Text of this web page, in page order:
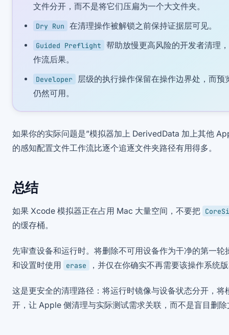
文件分开，而不是将它们压扁为一个大文件夹。
Dry Run 在清理操作被解锁之前保持证据层可见。
Guided Preflight
帮助放慢更高风险的开发者清理
作流后果。
Developer
层级的执行操作保留在操作边界处，而预
仍然可用。
如果你的实际问题是”模拟器加上 DerivedData 加上其他
的感知配置文件工作流比逐个追逐文件夹路径有用得多。
总结
如果 Xcode 模拟器正在占用 Mac 大量空间，不要把
的缓存桶。
先审查设备和运行时。将删除不可用设备作为干净的第一
和设置时使用
erase ，并仅在你确实不再需要该操作系统
这是更安全的清理路径：将运行时镜像与设备状态分开，
开，让 Apple 侧清理与实际测试需求关联，而不是盲目删